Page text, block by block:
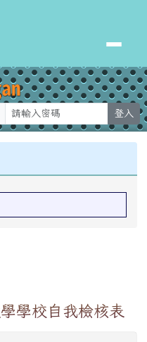
登入
學校自我檢核表